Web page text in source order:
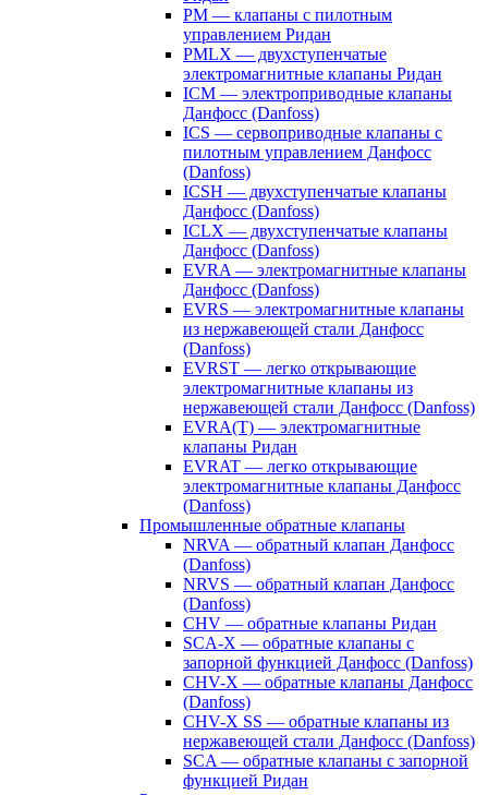
PM — клапаны с пилотным
управлением Ридан
PMLX — двухступенчатые
электромагнитные клапаны Ридан
ICM — электроприводные клапаны
Данфосс (Danfoss)
ICS — сервоприводные клапаны с
пилотным управлением Данфосс
(Danfoss)
ICSH — двухступенчатые клапаны
Данфосс (Danfoss)
ICLX — двухступенчатые клапаны
Данфосс (Danfoss)
EVRA — электромагнитные клапаны
Данфосс (Danfoss)
EVRS — электромагнитные клапаны
из нержавеющей стали Данфосс
(Danfoss)
EVRST — легко открывающие
электромагнитные клапаны из
нержавеющей стали Данфосс (Danfoss)
EVRA(T) — электромагнитные
клапаны Ридан
EVRAT — легко открывающие
электромагнитные клапаны Данфосс
(Danfoss)
Промышленные обратные клапаны
NRVA — обратный клапан Данфосс
(Danfoss)
NRVS — обратный клапан Данфосс
(Danfoss)
CHV — обратные клапаны Ридан
SCA-X — обратные клапаны с
запорной функцией Данфосс (Danfoss)
CHV-X — обратные клапаны Данфосс
(Danfoss)
CHV-X SS — обратные клапаны из
нержавеющей стали Данфосс (Danfoss)
SCA — обратные клапаны с запорной
функцией Ридан